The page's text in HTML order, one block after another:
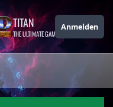
TITAN
THE ULTIMATE GAMING THEME
Anmelden